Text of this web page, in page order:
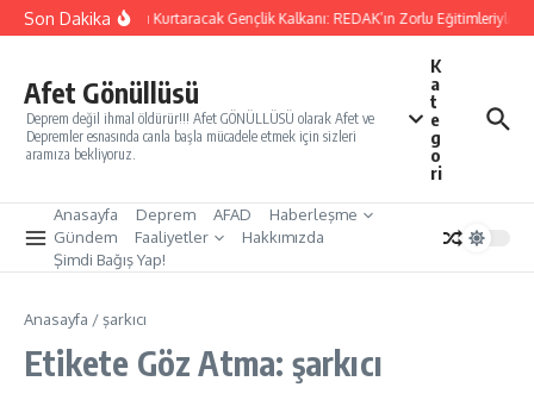
İçeriğe atla
Son DakikaYarınları Kurtaracak Gençlik Kalkanı: REDAK’ın Zorlu Eğitimleriyle
Afet Gönüllüsü
Deprem değil ihmal öldürür!!! Afet GÖNÜLLÜSÜ olarak Afet ve
Depremler esnasında canla başla mücadele etmek için sizleri
aramıza bekliyoruz.
K
a
t
e
g
o
ri
Anasayfa Deprem AFAD
Haberleşme
Gündem
Faaliyetler
Hakkımızda
Şimdi Bağış Yap!
Anasayfa /şarkıcı
Etikete Göz Atma: şarkıcı